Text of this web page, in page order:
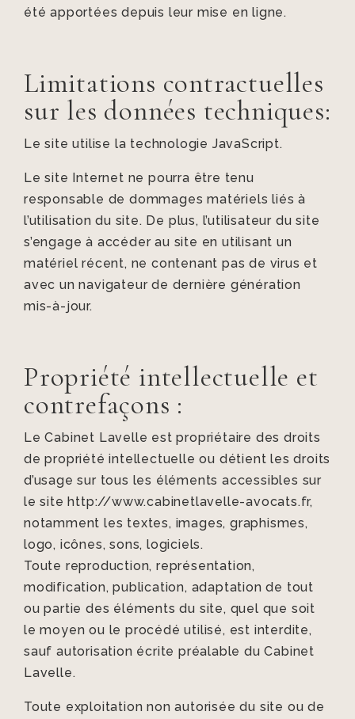
été apportées depuis leur mise en ligne.
Limitations contractuelles
sur les données techniques:
Le site utilise la technologie JavaScript.
Le site Internet ne pourra être tenu
responsable de dommages matériels liés à
l’utilisation du site. De plus, l’utilisateur du site
s’engage à accéder au site en utilisant un
matériel récent, ne contenant pas de virus et
avec un navigateur de dernière génération
mis-à-jour.
Propriété intellectuelle et
contrefaçons :
Le Cabinet Lavelle est propriétaire des droits
de propriété intellectuelle ou détient les droits
d’usage sur tous les éléments accessibles sur
le site http://www.cabinetlavelle-avocats.fr,
notamment les textes, images, graphismes,
logo, icônes, sons, logiciels.
Toute reproduction, représentation,
modification, publication, adaptation de tout
ou partie des éléments du site, quel que soit
le moyen ou le procédé utilisé, est interdite,
sauf autorisation écrite préalable du Cabinet
Lavelle.
Toute exploitation non autorisée du site ou de